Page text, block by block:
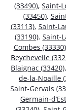
(33490), Saint-
(33450),
(33113), Saint-
(33190), Saint-
Combes (33330)
Beychevelle
Blaignac (33420),
de-la-Noaille
Saint-Gervais
Germain-